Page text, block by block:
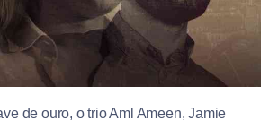
de ouro, o trio Aml Ameen, Jamie